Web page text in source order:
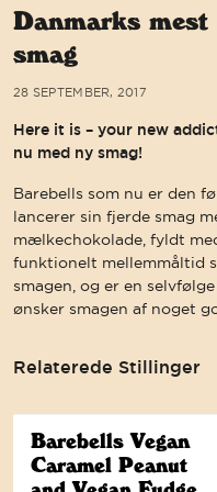
Danmarks
smag
28 SEPTEMBER, 2017
Here it is – your new
nu med ny smag!
Barebells som nu er den
lancerer sin fjerde smag
mælkechokolade, fyldt
funktionelt mellemmåltid
smagen, og er en
ønsker smagen af noget
Relaterede Stillinger
Barebells Vegan
Caramel Peanut